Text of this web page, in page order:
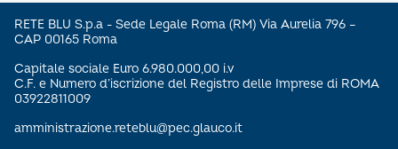
RETE BLU S.p.a - Sede Legale Roma (RM) Via Aurelia 796 –
CAP 00165 Roma
Capitale sociale Euro 6.980.000,00 i.v
C.F. e Numero d’iscrizione del Registro delle Imprese di ROMA
03922811009
amministrazione.reteblu@pec.glauco.it